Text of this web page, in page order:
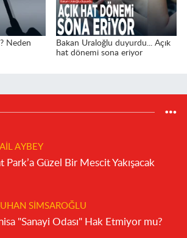
Neden
Bakan Uraloğlu duyurdu... Açık
hat dönemi sona eriyor
AYBEY
Park’a Güzel Bir Mescit Yakışacak
SIMSAROĞLU
"Sanayi Odası" Hak Etmiyor mu?